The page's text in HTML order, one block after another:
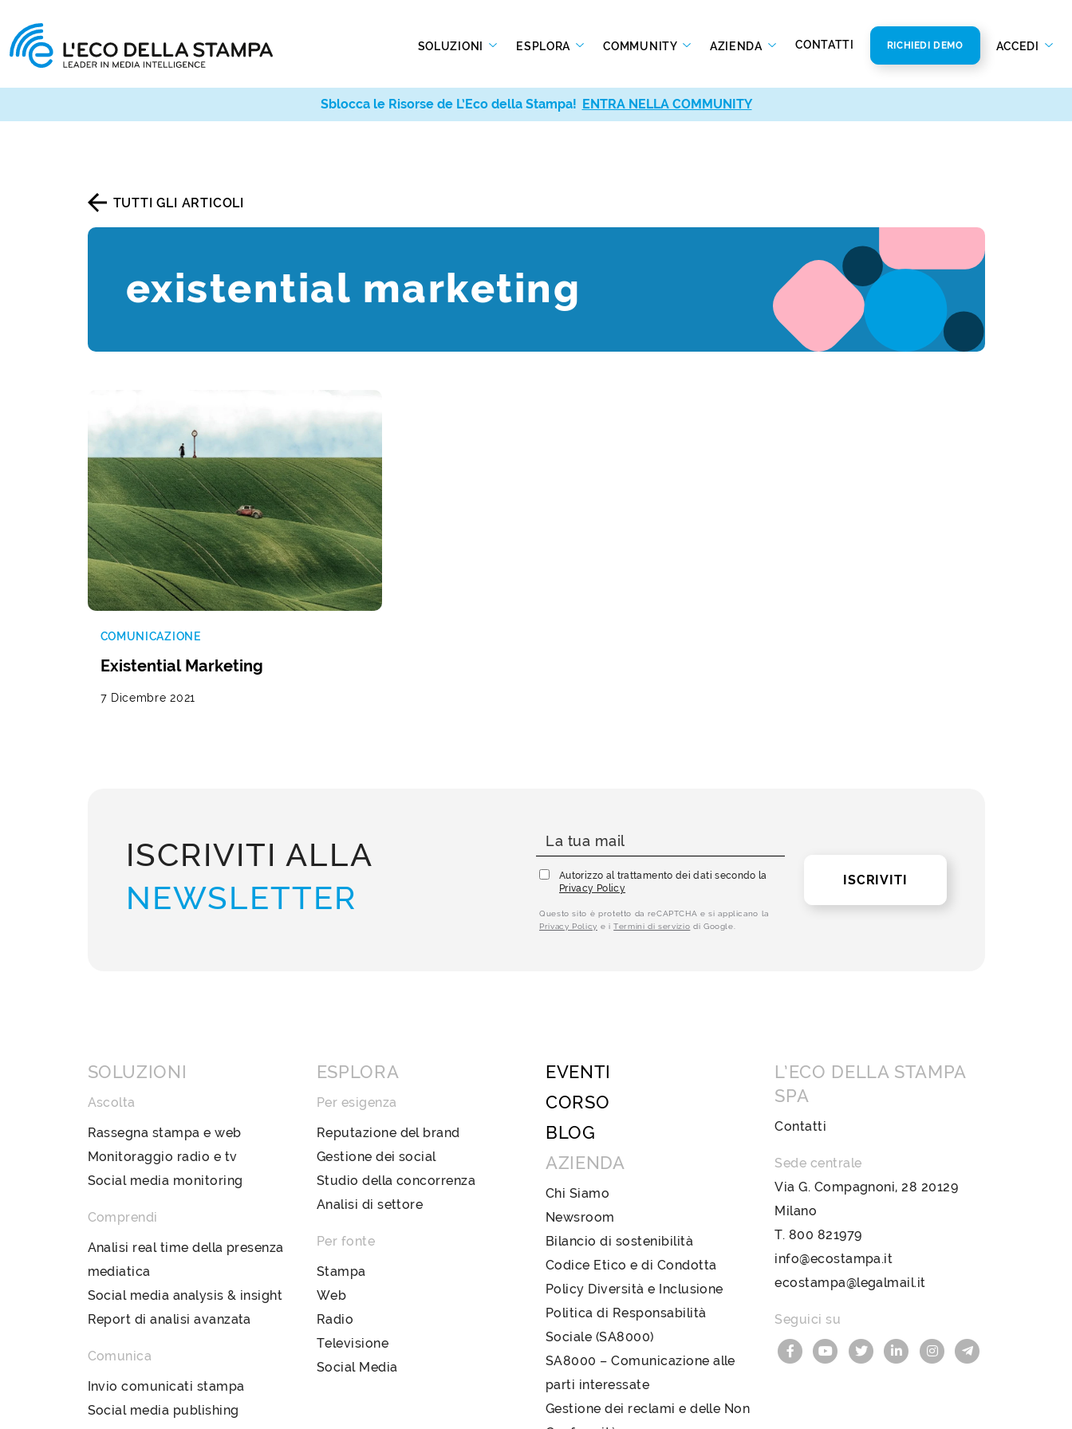
SOLUZIONI ESPLORA COMMUNITY AZIENDA CONTATTI RICHIEDI DEMO ACCEDI
TUTTI GLI ARTICOLI
existential marketing
COMUNICAZIONE
Existential Marketing
7 Dicembre 2021
ISCRIVITI ALLA
NEWSLETTER
Autorizzo al trattamento dei dati secondo la
Privacy Policy
Questo sito è protetto da reCAPTCHA e si applicano la
Privacy Policy e iTermini di servizio di Google.
ISCRIVITI
SOLUZIONI
Ascolta
Rassegna stampa e web
Monitoraggio radio e tv
Social media monitoring
Comprendi
Analisi real time della presenza
mediatica
Social media analysis & insight
Report di analisi avanzata
Comunica
Invio comunicati stampa
Social media publishing
ESPLORA
Per esigenza
Reputazione del brand
Gestione dei social
Studio della concorrenza
Analisi di settore
Per fonte
Stampa
Web
Radio
Televisione
Social Media
EVENTI
CORSO
BLOG
AZIENDA
Chi Siamo
Newsroom
Bilancio di sostenibilità
Codice Etico e di Condotta
Policy Diversità e Inclusione
Politica di Responsabilità
Sociale (SA8000)
SA8000 – Comunicazione alle
parti interessate
Gestione dei reclami e delle Non
L’ECO DELLA STAMPA
SPA
Contatti
Sede centrale
Via G. Compagnoni, 28 20129
Milano
T. 800 821979
info@ecostampa.it
ecostampa@legalmail.it
Seguici su
Sblocca le Risorse de L’Eco della Stampa! ENTRA NELLA COMMUNITY